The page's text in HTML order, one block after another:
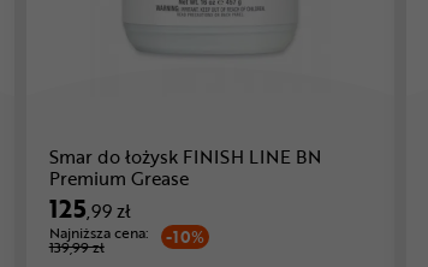
Smar do łożysk FINISH LINE BN
Premium Grease
125,99 zł
-10%
Najniższa cena:
139,99 zł